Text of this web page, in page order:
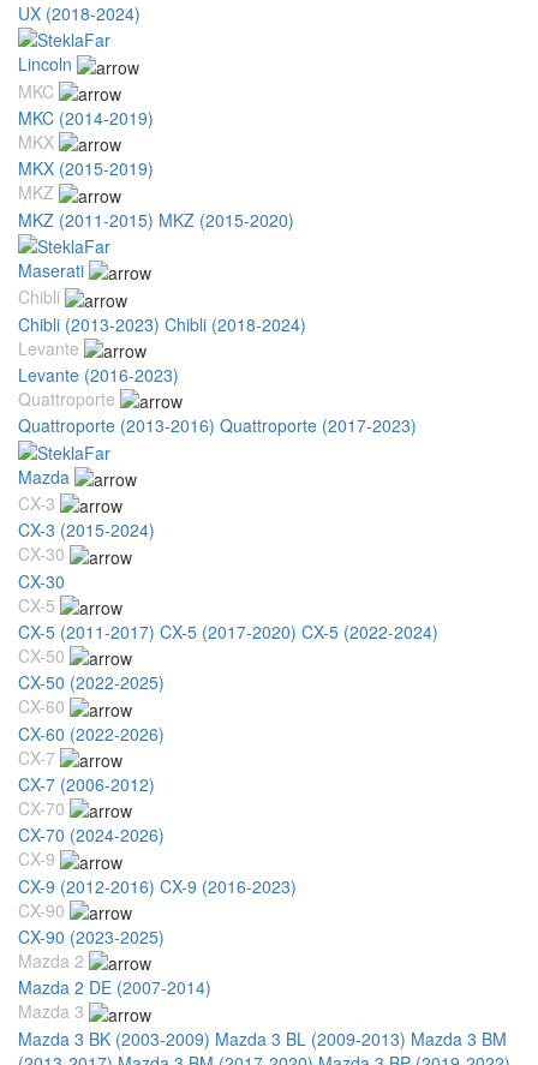
UX (2018-2024)
Lincoln
MKC
MKC (2014-2019)
MKX
MKX (2015-2019)
MKZ
MKZ (2011-2015) MKZ (2015-2020)
Maserati
Chibli
Chibli (2013-2023) Chibli (2018-2024)
Levante
Levante (2016-2023)
Quattroporte
Quattroporte (2013-2016) Quattroporte (2017-2023)
Mazda
CX-3
CX-3 (2015-2024)
CX-30
CX-30
CX-5
CX-5 (2011-2017) CX-5 (2017-2020) CX-5 (2022-2024)
CX-50
CX-50 (2022-2025)
CX-60
CX-60 (2022-2026)
CX-7
CX-7 (2006-2012)
CX-70
CX-70 (2024-2026)
CX-9
CX-9 (2012-2016) CX-9 (2016-2023)
CX-90
CX-90 (2023-2025)
Mazda 2
Mazda 2 DE (2007-2014)
Mazda 3
Mazda 3 BK (2003-2009) Mazda 3 BL (2009-2013) Mazda 3 BM